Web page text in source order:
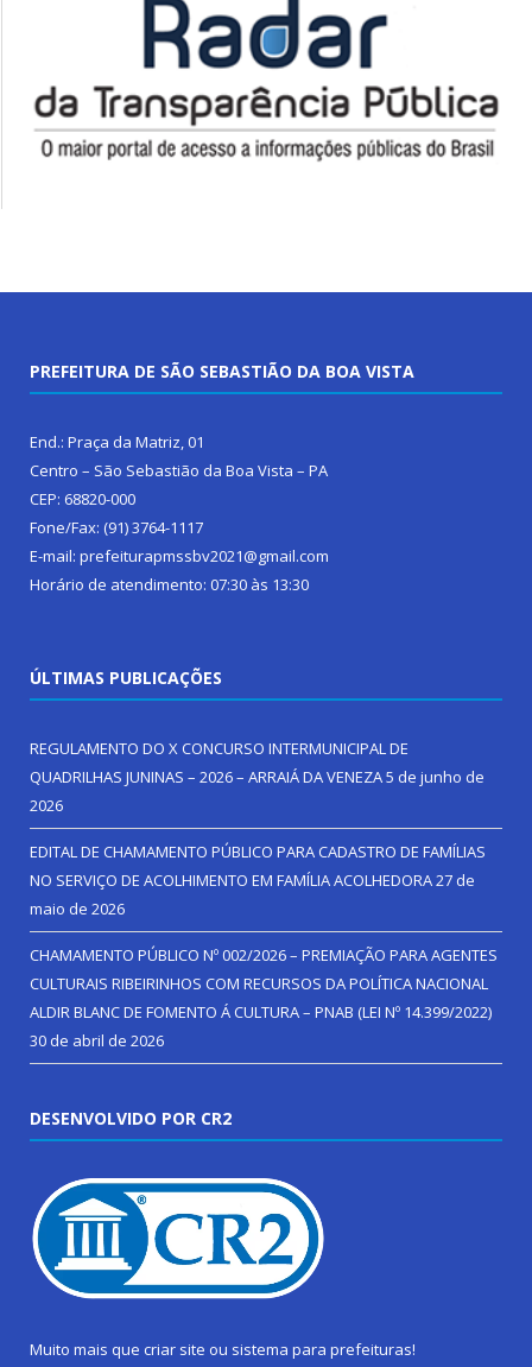
PREFEITURA DE SÃO SEBASTIÃO DA BOA VISTA
End.: Praça da Matriz, 01
Centro – São Sebastião da Boa Vista – PA
CEP: 68820-000
Fone/Fax: (91) 3764-1117
E-mail: prefeiturapmssbv2021@gmail.com
Horário de atendimento: 07:30 às 13:30
ÚLTIMAS PUBLICAÇÕES
REGULAMENTO DO X CONCURSO INTERMUNICIPAL DE
QUADRILHAS JUNINAS – 2026 – ARRAIÁ DA VENEZA5 de junho de
2026
EDITAL DE CHAMAMENTO PÚBLICO PARA CADASTRO DE FAMÍLIAS
NO SERVIÇO DE ACOLHIMENTO EM FAMÍLIA ACOLHEDORA27 de
maio de 2026
CHAMAMENTO PÚBLICO Nº 002/2026 – PREMIAÇÃO PARA AGENTES
CULTURAIS RIBEIRINHOS COM RECURSOS DA POLÍTICA NACIONAL
ALDIR BLANC DE FOMENTO Á CULTURA – PNAB (LEI Nº 14.399/2022)
30 de abril de 2026
DESENVOLVIDO POR CR2
Muito mais que criar site ou sistema para prefeituras!